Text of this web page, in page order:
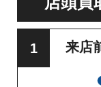
来店